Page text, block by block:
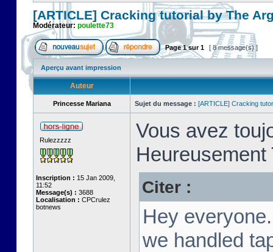
[ARTICLE] Cracking tutorial by The
Modérateur: poulette73
Page1sur1 [ 8 message(s) ]
Aperçu avant impression
Auteur
Princesse Mariana Sujet du message : [ARTICLE] Cracking
Rulezzzzz
Inscription : 15 Jan 2009,
11:52
Message(s) : 3688
Localisation : CPCrulez
botnews
Vous avez
Citer :
Hey
we handled